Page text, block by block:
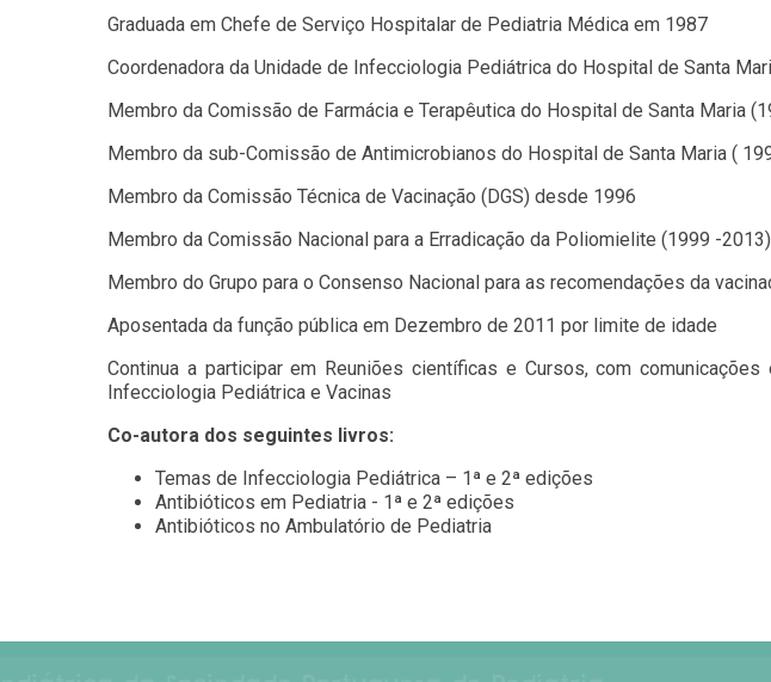
Graduada em Chefe de Serviço Hospitalar de Pediatria Médica em 1987
Coordenadora da Unidade de Infecciologia Pediátrica do Hospital de Santa
Membro da Comissão de Farmácia e Terapêutica do Hospital de Santa Maria
Membro da sub-Comissão de Antimicrobianos do Hospital de Santa Maria (
Membro da Comissão Técnica de Vacinação (DGS) desde 1996
Membro da Comissão Nacional para a Erradicação da Poliomielite (1999 -2013)
Membro do Grupo para o Consenso Nacional para as recomendações da
Aposentada da função pública em Dezembro de 2011 por limite de idade
Continua a participar em Reuniões científicas e Cursos, com
Infecciologia Pediátrica e Vacinas
Co-autora dos seguintes livros:
Temas de Infecciologia Pediátrica – 1ª e 2ª edições
Antibióticos em Pediatria - 1ª e 2ª edições
Antibióticos no Ambulatório de Pediatria